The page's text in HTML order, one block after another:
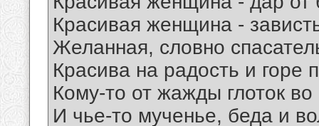
Красивая женщина -
Желанная, словно
Красива на радость и горе
Кому-то от жажды глоток во
И чье-то мученье, беда и